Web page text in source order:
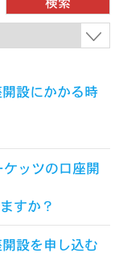
設にかかる時
ッツの口座開
すか？
設を申し込む